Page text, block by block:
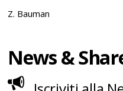
Z. Bauman
News &